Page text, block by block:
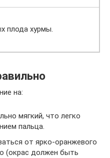
плода хурмы.
на:
мягкий, что легко
пальца.
от ярко-оранжевого
(окрас должен быть